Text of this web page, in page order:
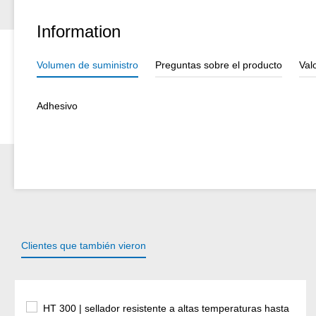
Information
Volumen de suministro Preguntas sobre el producto
Adhesivo
Clientes que también vieron